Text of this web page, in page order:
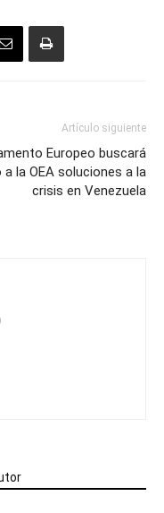
Artículo siguiente
Europeo buscará
a la OEA soluciones a la
crisis en Venezuela